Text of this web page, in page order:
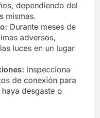
dependiendo del
mismas.
Durante meses de
adversos,
luces en un lugar
Inspecciona
de conexión para
desgaste o